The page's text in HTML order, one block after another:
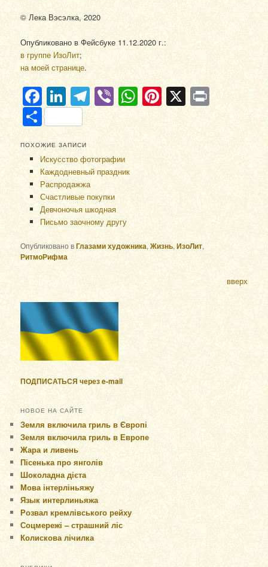
© Лека Вэсэлка, 2020
Опубликовано в Фейсбуке 11.12.2020 г.:
в группе ИзоЛит;
на моей странице.
Facebook
LinkedIn
Telegram
ViberWhatsApp
Pinterest
X
Отправить
ПОХОЖИЕ ЗАПИСИ
Искусство фотографии
Каждодневный праздник
Распродажжа
Счастливые покупки
Девчоночья шкодная
Письмо заочному другу
Опубликовано вГлазами художника,Жизнь,ИзоЛит,
РитмоРифма
вверх
ПОДПИСАТЬСЯ через e-mail
НОВОЕ НА САЙТЕ
Земля включила гриль в Європі
Земля включила гриль в Европе
Жара и ливень
Пісенька про янголів
Шоколадна дієта
Мова інтерліньяжу
Язык интерлиньяжа
Розвал кремлівського рейху
Соцмережі – страшний ліс
Колискова лічилка